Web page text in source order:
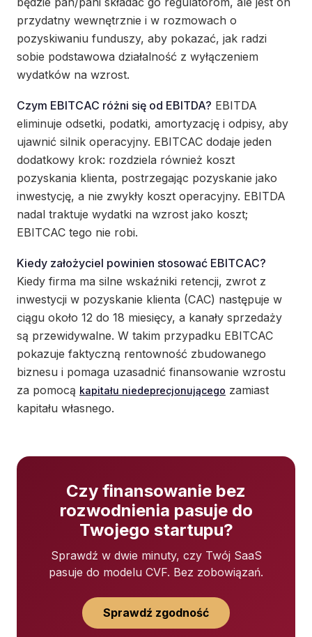
przydatny wewnętrznie i w rozmowach o
pozyskiwaniu funduszy, aby pokazać, jak radzi
sobie podstawowa działalność z wyłączeniem
wydatków na wzrost.
Czym EBITCAC różni się od EBITDA? EBITDA
eliminuje odsetki, podatki, amortyzację i odpisy, aby
ujawnić silnik operacyjny. EBITCAC dodaje jeden
dodatkowy krok: rozdziela również koszt
pozyskania klienta, postrzegając pozyskanie jako
inwestycję, a nie zwykły koszt operacyjny. EBITDA
nadal traktuje wydatki na wzrost jako koszt;
EBITCAC tego nie robi.
Kiedy założyciel powinien stosować EBITCAC?
Kiedy firma ma silne wskaźniki retencji, zwrot z
inwestycji w pozyskanie klienta (CAC) następuje w
ciągu około 12 do 18 miesięcy, a kanały sprzedaży
są przewidywalne. W takim przypadku EBITCAC
pokazuje faktyczną rentowność zbudowanego
biznesu i pomaga uzasadnić finansowanie wzrostu
za pomocą kapitału niedeprecjonującego zamiast
kapitału własnego.
Czy finansowanie bez
rozwodnienia pasuje do
Twojego startupu?
Sprawdź w dwie minuty, czy Twój SaaS
pasuje do modelu CVF. Bez zobowiązań.
Sprawdź zgodność